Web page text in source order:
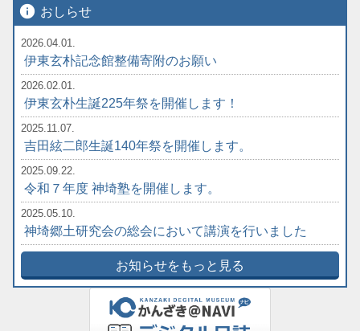
info おしらせ
2026.04.01.
伊東玄朴記念館整備寄附のお願い
2026.02.01.
伊東玄朴生誕225年祭を開催します！
2025.11.07.
吉田絃二郎生誕140年祭を開催します。
2025.09.22.
令和７年度 神埼塾を開催します。
2025.05.10.
神埼郷土研究会の総会において講演を行いました
お知らせをもっと見る